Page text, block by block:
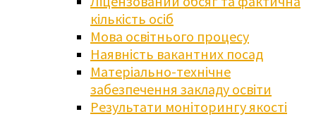
кількість осіб
Мова освітнього процесу
Наявність вакантних посад
Матеріально-технічне
забезпечення закладу освіти
Результати моніторингу якості